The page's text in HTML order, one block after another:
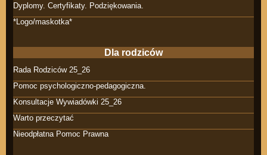
Dyplomy. Certyfikaty. Podziękowania.
*Logo/maskotka*
Dla rodziców
Rada Rodziców 25_26
Pomoc psychologiczno-pedagogiczna.
Konsultacje Wywiadówki 25_26
Warto przeczytać
Nieodpłatna Pomoc Prawna